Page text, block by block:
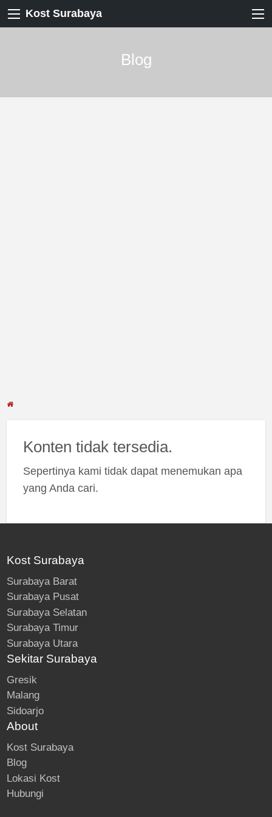
Kost Surabaya
Blog
Konten tidak tersedia.
Sepertinya kami tidak dapat menemukan apa
yang Anda cari.
Kost Surabaya
Surabaya Barat
Surabaya Pusat
Surabaya Selatan
Surabaya Timur
Surabaya Utara
Sekitar Surabaya
Gresik
Malang
Sidoarjo
About
Kost Surabaya
Blog
Lokasi Kost
Hubungi